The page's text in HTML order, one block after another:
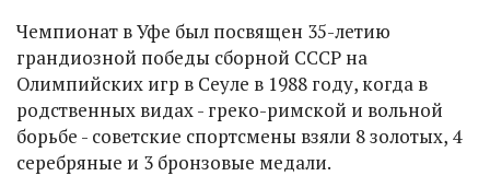
Чемпионат в Уфе был посвящен 35-летию
грандиозной победы сборной СССР на
Олимпийских игр в Сеуле в 1988 году, когда в
родственных видах - греко-римской и вольной
борьбе - советские спортсмены взяли 8 золотых, 4
серебряные и 3 бронзовые медали.